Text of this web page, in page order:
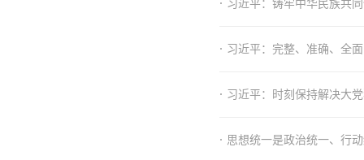
· 习近平：铸牢中华民族共
· 习近平：完整、准确、全
· 习近平：时刻保持解决大
· 思想统一是政治统一、行